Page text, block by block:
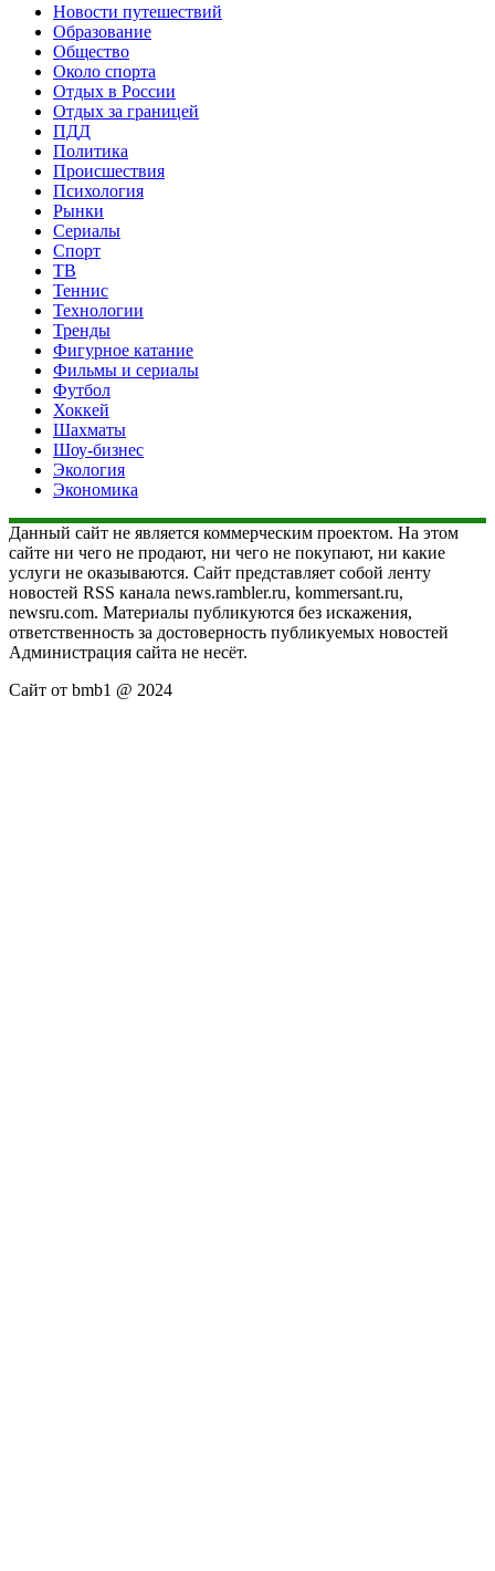
Новости путешествий
Образование
Общество
Около спорта
Отдых в России
Отдых за границей
ПДД
Политика
Происшествия
Психология
Рынки
Сериалы
Спорт
ТВ
Теннис
Технологии
Тренды
Фигурное катание
Фильмы и сериалы
Футбол
Хоккей
Шахматы
Шоу-бизнес
Экология
Экономика
Данный сайт не является коммерческим проектом. На этом
сайте ни чего не продают, ни чего не покупают, ни какие
услуги не оказываются. Сайт представляет собой ленту
новостей RSS канала news.rambler.ru, kommersant.ru,
newsru.com. Материалы публикуются без искажения,
ответственность за достоверность публикуемых новостей
Администрация сайта не несёт.
Сайт от bmb1 @ 2024